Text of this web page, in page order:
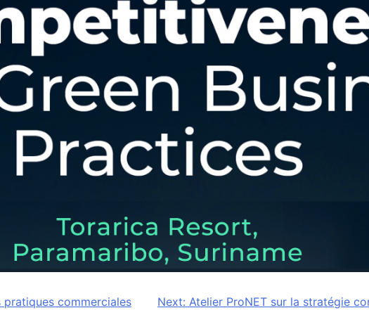
commerciales
Next: Atelier ProNET sur la stratégie